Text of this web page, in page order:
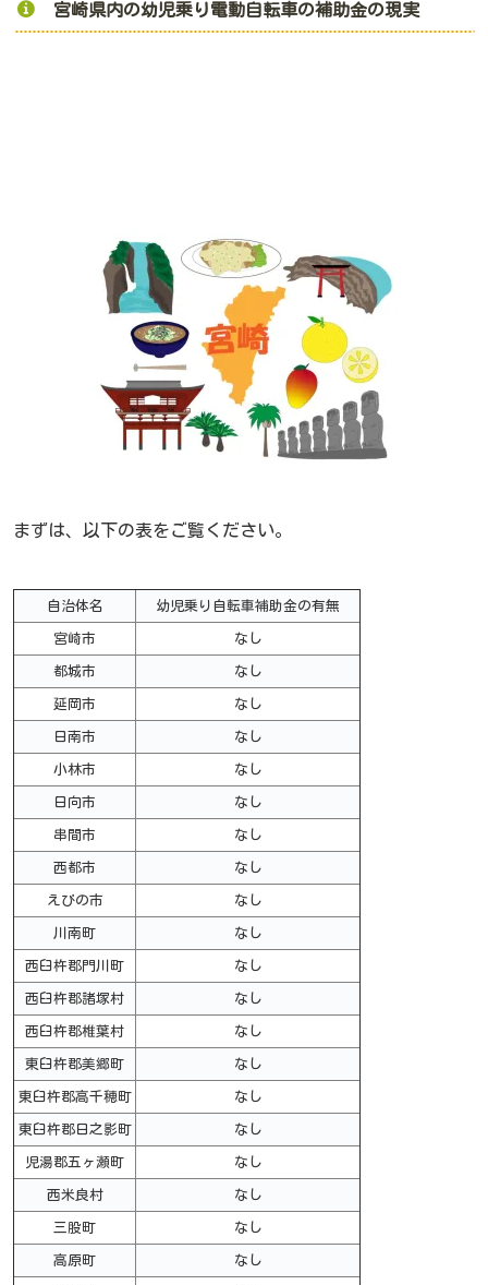
宮崎県内の幼児乗り電動自転車の補助金の現実
まずは、以下の表をご覧ください。
自治体名 幼児乗り自転車補助金の有無
宮崎市 なし
都城市 なし
延岡市 なし
日南市 なし
小林市 なし
日向市 なし
串間市 なし
西都市 なし
えびの市 なし
川南町 なし
西臼杵郡門川町 なし
西臼杵郡諸塚村 なし
西臼杵郡椎葉村 なし
東臼杵郡美郷町 なし
東臼杵郡高千穂町 なし
東臼杵郡日之影町 なし
児湯郡五ヶ瀬町 なし
西米良村 なし
三股町 なし
高原町 なし